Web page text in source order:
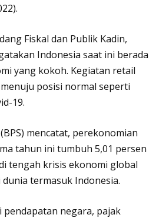
Fiskal dan Publik Kadin,
Indonesia saat ini berada
yang kokoh. Kegiatan retail
posisi normal seperti
19.
mencatat, perekonomian
tahun ini tumbuh 5,01 persen
tengah krisis ekonomi global
termasuk Indonesia.
pendapatan negara, pajak